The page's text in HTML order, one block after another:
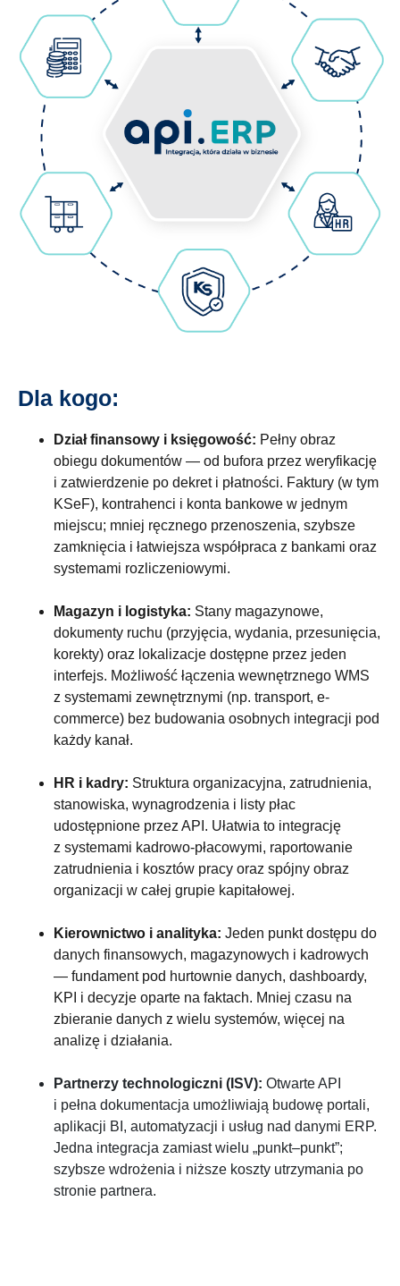
Dla kogo:
Dział finansowy i księgowość: Pełny obraz
obiegu dokumentów — od bufora przez weryfikację
i zatwierdzenie po dekret i płatności. Faktury (w tym
KSeF), kontrahenci i konta bankowe w jednym
miejscu; mniej ręcznego przenoszenia, szybsze
zamknięcia i łatwiejsza współpraca z bankami oraz
systemami rozliczeniowymi.
Magazyn i logistyka: Stany magazynowe,
dokumenty ruchu (przyjęcia, wydania, przesunięcia,
korekty) oraz lokalizacje dostępne przez jeden
interfejs. Możliwość łączenia wewnętrznego WMS
z systemami zewnętrznymi (np. transport, e-
commerce) bez budowania osobnych integracji pod
każdy kanał.
HR i kadry: Struktura organizacyjna, zatrudnienia,
stanowiska, wynagrodzenia i listy płac
udostępnione przez API. Ułatwia to integrację
z systemami kadrowo-płacowymi, raportowanie
zatrudnienia i kosztów pracy oraz spójny obraz
organizacji w całej grupie kapitałowej.
Kierownictwo i analityka: Jeden punkt dostępu do
danych finansowych, magazynowych i kadrowych
— fundament pod hurtownie danych, dashboardy,
KPI i decyzje oparte na faktach. Mniej czasu na
zbieranie danych z wielu systemów, więcej na
analizę i działania.
Partnerzy technologiczni (ISV): Otwarte API
i pełna dokumentacja umożliwiają budowę portali,
aplikacji BI, automatyzacji i usług nad danymi ERP.
Jedna integracja zamiast wielu „punkt–punkt”;
szybsze wdrożenia i niższe koszty utrzymania po
stronie partnera.